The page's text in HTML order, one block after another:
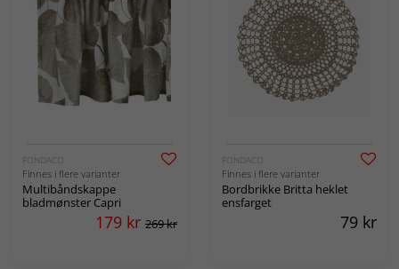
FONDACO
Finnes i flere varianter
Multibåndskappe
bladmønster Capri
179 kr 269 kr
FONDACO
Finnes i flere varianter
Bordbrikke Britta heklet
ensfarget
79 kr